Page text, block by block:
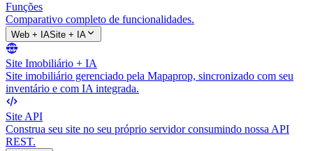
Funções
Comparativo completo de funcionalidades.
Web + IASite + IA
Site Imobiliário + IA
Site imobiliário gerenciado pela Mapaprop, sincronizado com seu
inventário e com IA integrada.
Site API
Construa seu site no seu próprio servidor consumindo nossa API
REST.